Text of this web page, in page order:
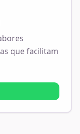
que facilitam